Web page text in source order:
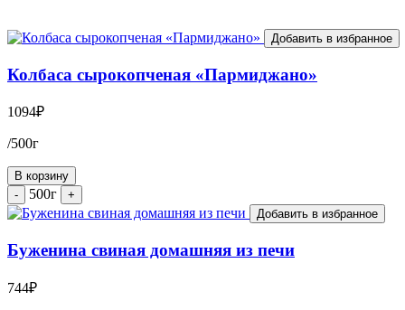
Добавить в избранное
Колбаса сырокопченая «Пармиджано»
1094₽
/500г
В корзину
-
500г
+
Добавить в избранное
Буженина свиная домашняя из печи
744₽